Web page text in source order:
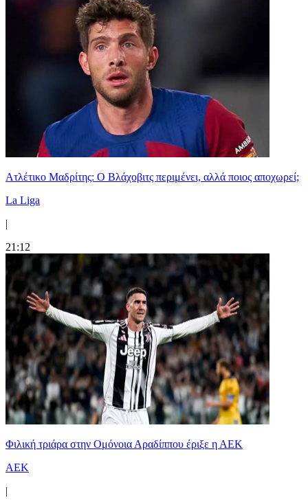
Ατλέτικο Μαδρίτης: Ο Βλάχοβιτς περιμένει, αλλά ποιος αποχωρεί;
La Liga
|
21:12
Φιλική τριάρα στην Ομόνοια Αραδίππου έριξε η ΑΕΚ
ΑΕΚ
|